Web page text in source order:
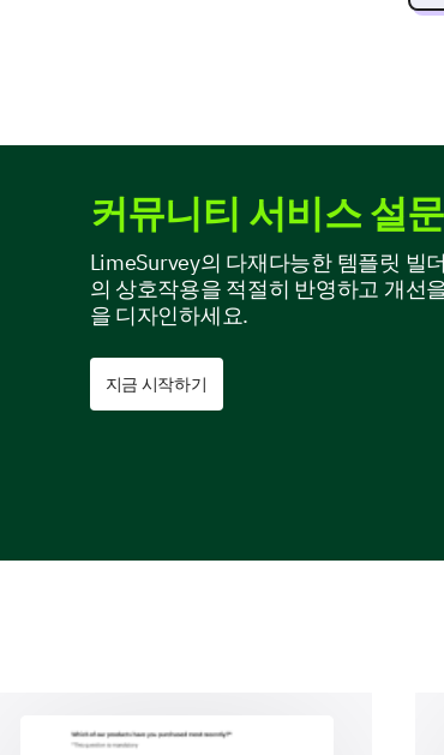
커뮤니티 서비스 설
LimeSurvey의 다재다능한 템플릿 빌
의 상호작용을 적절히 반영하고 개선
을 디자인하세요.
지금 시작하기